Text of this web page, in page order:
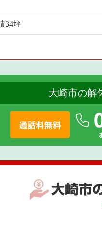
34坪
大崎市の解
大崎市